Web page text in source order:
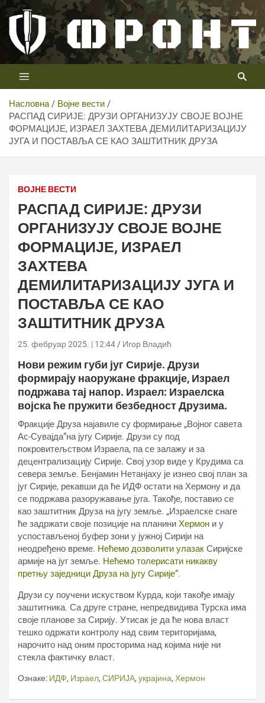
Скип
цонтент
Телевизија ФРОНТ
Први војни канал у Србији
Насловна
Војне вести
РАСПАД СИРИЈЕ: ДРУЗИ ОРГАНИЗУЈУ СВОЈЕ ВОЈНЕ
ФОРМАЦИЈЕ, ИЗРАЕЛ ЗАХТЕВА ДЕМИЛИТАРИЗАЦИЈУ
ЈУГА И ПОСТАВЉА СЕ КАО ЗАШТИТНИК ДРУЗА
ВОЈНЕ ВЕСТИ
РАСПАД СИРИЈЕ: ДРУЗИ
ОРГАНИЗУЈУ СВОЈЕ ВОЈНЕ
ФОРМАЦИЈЕ, ИЗРАЕЛ
ЗАХТЕВА
ДЕМИЛИТАРИЗАЦИЈУ ЈУГА И
ПОСТАВЉА СЕ КАО
ЗАШТИТНИК ДРУЗА
25. фебруар 2025. | 12:44 Игор Владић
Нови режим губи југ Сирије. Друзи
формирају наоружане фракције, Израел
подржава тај напор. Израел: Израелска
војска ће пружити безбедност Друзима.
Фракције Друза најавиле су формирање „Војног савета
Ас-Сувајда“на југу Сирије. Друзи су под
покровитељством Израела, па се залажу и за
децентрализацију Сирије. Свој узор виде у Крудима са
севера земље. Бенјамин Нетанјаху је изнео свој план за
југ Сирије, рекавши да ће ИДФ остати на Хермону и да
се подржава разоружавање југа. Такође, поставио се
као заштитник Друза на југу земље. „Израелске снаге
ће задржати своје позиције на планини Хермон и у
успостављеној буфер зони у јужној Сирији на
неодређено време. Нећемо дозволити улазак Сиријске
армије на југ земље. Нећемо толерисати никакву
претњу заједници Друза на југу Сирије“.
Друзи су поучени искуством Курда, који такође имају
заштитника. Са друге стране, непредвидива Турска има
своје планове за Сирију. Утисак је да ће нова власт
тешко одржати контролу над свим територијама,
нарочито над оним просторима над којима није ни
стекла фактичку власт.
Ознаке: ИДФ, Израел, СИРИЈА, украјина, Хермон